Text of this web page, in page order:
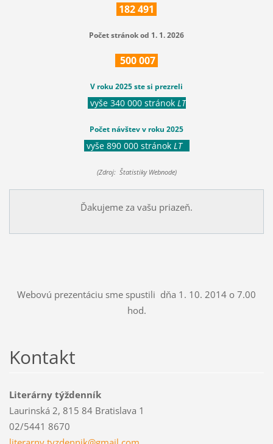
182491
Počet stránok od 1. 1. 2026
500007
V roku 2025 ste si prezreli
vyše 340 000 stránok LT
Počet návštev v roku 2025
vyše 890 000 stránok LT
(Zdroj: Štatistiky Webnode)
Ďakujeme za vašu priazeň.
Webovú prezentáciu sme spustili dňa 1. 10. 2014 o 7.00
hod.
Kontakt
Literárny týždenník
Laurinská 2, 815 84 Bratislava 1
02/5441 8670